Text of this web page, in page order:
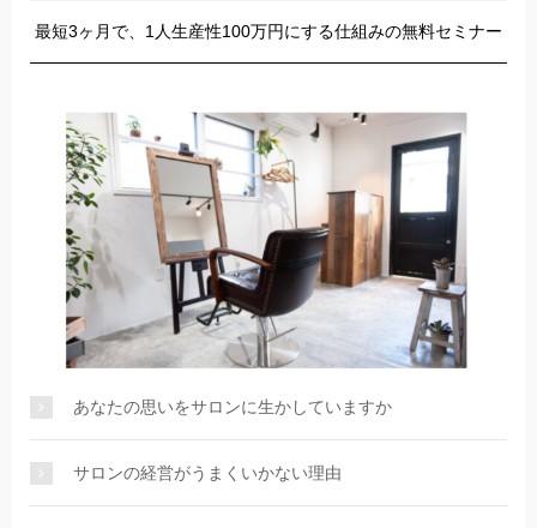
最短3ヶ月で、1人生産性100万円にする仕組みの無料セミナー
あなたの思いをサロンに生かしていますか
サロンの経営がうまくいかない理由